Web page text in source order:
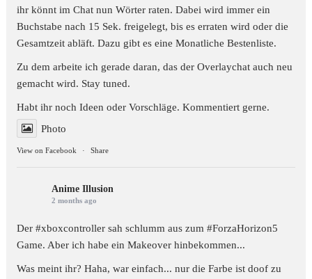
ihr könnt im Chat nun Wörter raten. Dabei wird immer ein
Buchstabe nach 15 Sek. freigelegt, bis es erraten wird oder die
Gesamtzeit abläft. Dazu gibt es eine Monatliche Bestenliste.
Zu dem arbeite ich gerade daran, das der Overlaychat auch neu
gemacht wird. Stay tuned.
Habt ihr noch Ideen oder Vorschläge. Kommentiert gerne.
Photo
View on Facebook · Share
Anime Illusion
2 months ago
Der #xboxcontroller sah schlumm aus zum#ForzaHorizon5
Game. Aber ich habe ein Makeover hinbekommen...
Was meint ihr? Haha, war einfach... nur die Farbe ist doof zu